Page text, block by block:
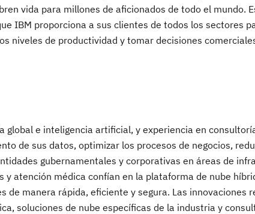
vida para millones de aficionados de todo el mundo.
IBM proporciona a sus clientes de todos los sectores
niveles de productividad y tomar decisiones
global e inteligencia artificial, y experiencia en
de sus datos, optimizar los procesos de negocios,
gubernamentales y corporativas en áreas de
atención médica confían en la plataforma de nube
de manera rápida, eficiente y segura. Las innovaciones
soluciones de nube específicas de la industria y